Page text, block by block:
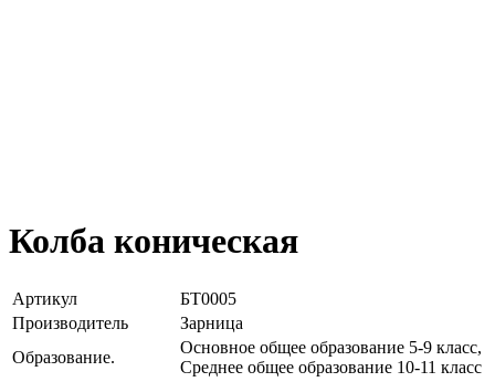
Колба коническая
Артикул
БТ0005
Производитель
Зарница
Образование.
Основное общее образование 5-9 класс,
Среднее общее образование 10-11 класс